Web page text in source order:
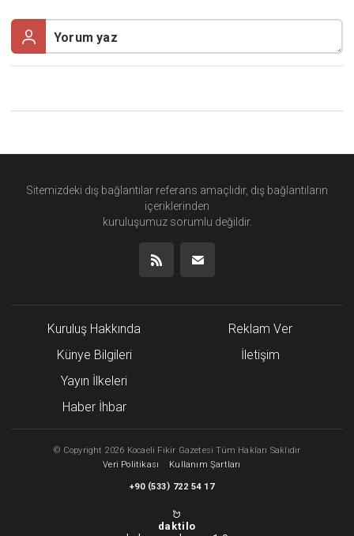
Sitemizdeki dış bağlantılar referans amaçlıdır, dış bağlantıların
içeriklerinden
kuruluşumuz sorumlu değildir.
Kuruluş Hakkında
Künye Bilgileri
Yayın İlkeleri
Haber İhbar
Reklam Ver
İletişim
© Copyright 2026 Kocaeli Fikir Gazetesi Tüm Hakları Saklıdır
Veri Politikası
Kullanım Şartları
+90 (533) 722 54 17
daktilo